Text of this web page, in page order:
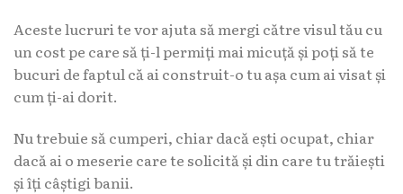
Aceste lucruri te vor ajuta să mergi către visul tău cu
un cost pe care să ți-l permiți mai micuță și poți să te
bucuri de faptul că ai construit-o tu așa cum ai visat și
cum ți-ai dorit.
Nu trebuie să cumperi, chiar dacă ești ocupat, chiar
dacă ai o meserie care te solicită și din care tu trăiești
și îți câștigi banii.